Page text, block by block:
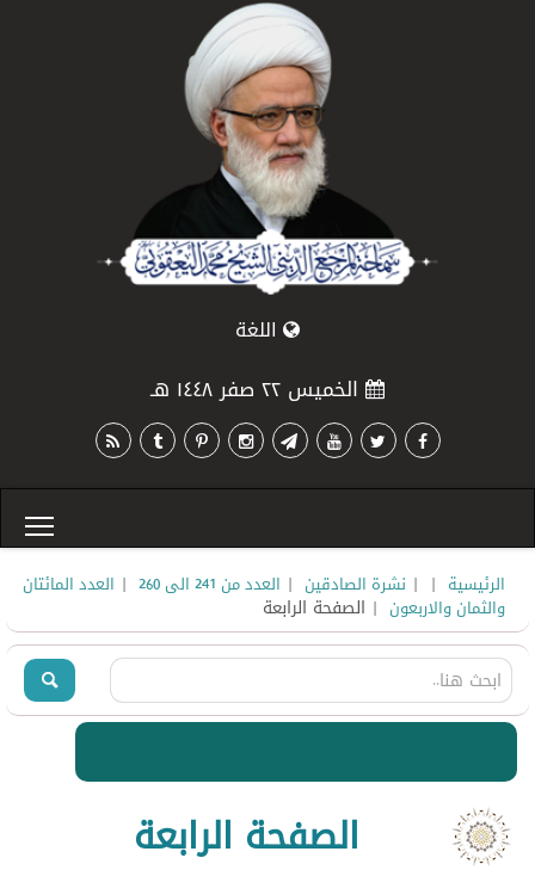
اللغة
الخميس ٢٢ صفر ١٤٤٨ هـ
الرئيسية |
| نشرة الصادقين | العدد من 241 الى 260 | العدد المائتان
والثمان والاربعون | الصفحة الرابعة
الصفحة الرابعة